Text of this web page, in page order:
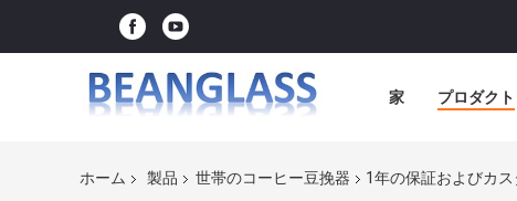
家 プロダクト
ホーム 製品 世帯のコーヒー豆挽器 1年の保証およびカ